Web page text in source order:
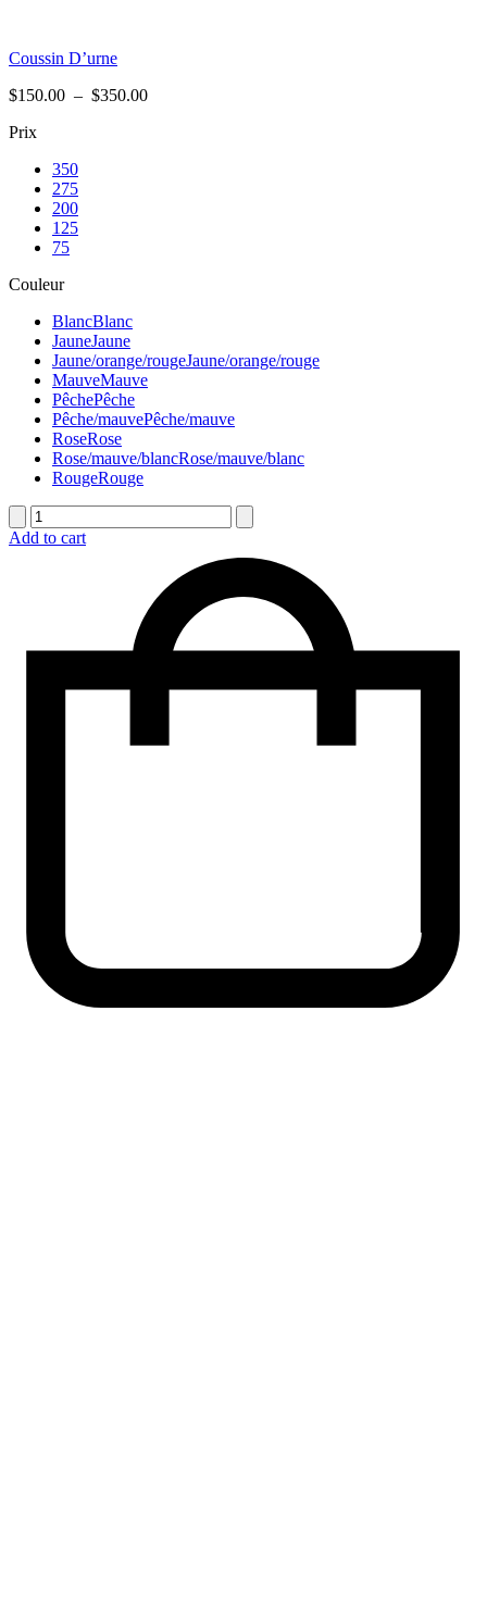
Coussin D’urne
$150.00 – $350.00Plage
Prix
350
275
200
125
75
Couleur
BlancBlanc
JauneJaune
Jaune/orange/rougeJaune/orange/rouge
MauveMauve
PêchePêche
Pêche/mauvePêche/mauve
RoseRose
Rose/mauve/blancRose/mauve/blanc
RougeRouge
quantité
de
Add to cart